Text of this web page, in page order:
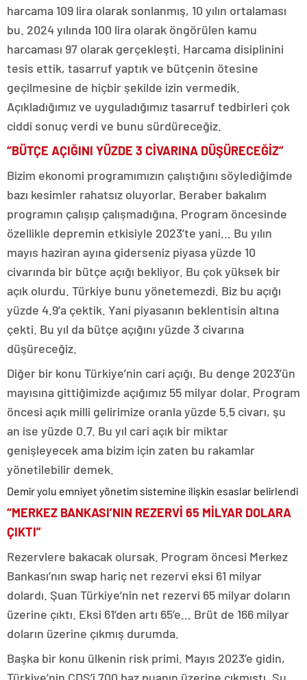
harcama 109 lira olarak sonlanmış, 10 yılın ortalaması
bu. 2024 yılında 100 lira olarak öngörülen kamu
harcaması 97 olarak gerçekleşti. Harcama disiplinini
tesis ettik, tasarruf yaptık ve bütçenin ötesine
geçilmesine de hiçbir şekilde izin vermedik.
Açıkladığımız ve uyguladığımız tasarruf tedbirleri çok
ciddi sonuç verdi ve bunu sürdüreceğiz.
“BÜTÇE AÇIĞINI YÜZDE 3 CİVARINA DÜŞÜRECEĞİZ”
Bizim ekonomi programımızın çalıştığını söylediğimde
bazı kesimler rahatsız oluyorlar. Beraber bakalım
programın çalışıp çalışmadığına. Program öncesinde
özellikle depremin etkisiyle 2023’te yani… Bu yılın
mayıs haziran ayına giderseniz piyasa yüzde 10
civarında bir bütçe açığı bekliyor. Bu çok yüksek bir
açık olurdu. Türkiye bunu yönetemezdi. Biz bu açığı
yüzde 4.9’a çektik. Yani piyasanın beklentisin altına
çekti. Bu yıl da bütçe açığını yüzde 3 civarına
düşüreceğiz.
Diğer bir konu Türkiye’nin cari açığı. Bu denge 2023’ün
mayısına gittiğimizde açığımız 55 milyar dolar. Program
öncesi açık milli gelirimize oranla yüzde 5.5 civarı, şu
an ise yüzde 0.7. Bu yıl cari açık bir miktar
genişleyecek ama bizim için zaten bu rakamlar
yönetilebilir demek.
Demir yolu emniyet yönetim sistemine ilişkin esaslar belirlendi
“MERKEZ BANKASI’NIN REZERVİ 65 MİLYAR DOLARA
ÇIKTI”
Rezervlere bakacak olursak. Program öncesi Merkez
Bankası’nın swap hariç net rezervi eksi 61 milyar
dolardı. Şuan Türkiye’nin net rezervi 65 milyar doların
üzerine çıktı. Eksi 61’den artı 65’e… Brüt de 166 milyar
doların üzerine çıkmış durumda.
Başka bir konu ülkenin risk primi. Mayıs 2023’e gidin,